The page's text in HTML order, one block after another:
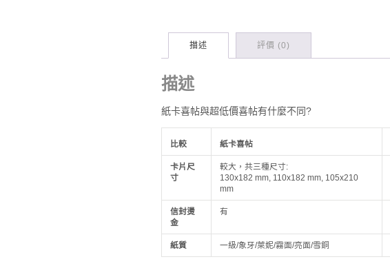
描述 評價 (0)
描述
紙卡喜帖與超低價喜帖有什麼不同?
比較 紙卡喜帖
卡片尺
寸
較大，共三種尺寸:
130x182 mm, 110x182 mm, 105x210
mm
信封燙
金
有
紙質 一級/象牙/萊妮/霧面/亮面/雪銅